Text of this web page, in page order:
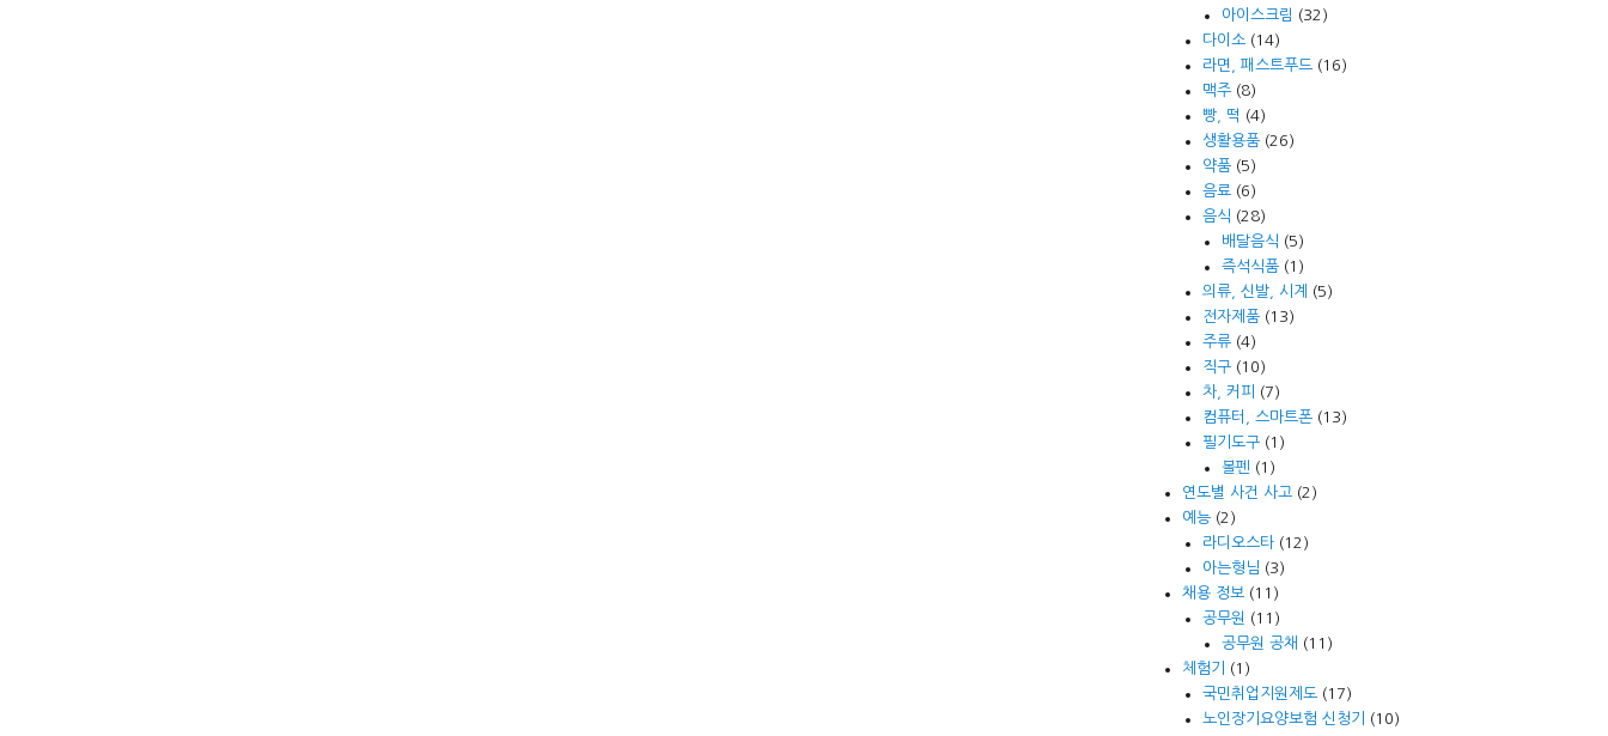
아이스크림 (32)
다이소(14)
라면, 패스트푸드(16)
맥주(8)
빵, 떡 (4)
생활용품(26)
약품(5)
음료(6)
음식 (28)
배달음식 (5)
즉석식품(1)
의류, 신발, 시계
(5)
전자제품(13)
주류(4)
직구(10)
차, 커피
(7)
컴퓨터, 스마트폰(13)
필기도구(1)
볼펜 (1)
연도별 사건 사고 (2)
예능 (2)
라디오스타(12)
아는형님 (3)
채용 정보 (11)
공무원
(11)
공무원 공채 (11)
체험기
(1)
국민취업지원제도(17)
노인장기요양보험 신청기
(10)